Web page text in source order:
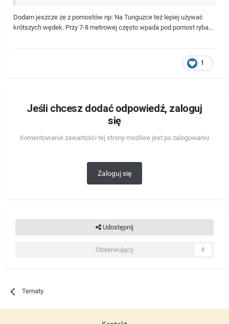
Dodam jeszcze ze z pomostów np: Na Tunguzce też lepiej używać
krótszych wędek. Przy 7-8 metrowej często wpada pod pomost ryba...
1
Jeśli chcesz dodać odpowiedź, zaloguj
się
Komentowanie zawartości tej strony możliwe jest po zalogowaniu
Zaloguj się
Udostępnij
Obserwujący 0
Tematy